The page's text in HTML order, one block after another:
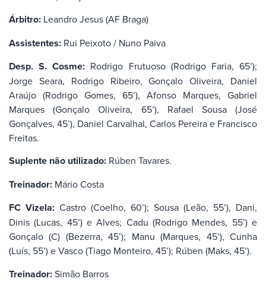
Árbitro: Leandro Jesus (AF Braga)
Assistentes: Rui Peixoto / Nuno Paiva
Desp. S. Cosme: Rodrigo Frutuoso (Rodrigo Faria, 65’);
Jorge Seara, Rodrigo Ribeiro, Gonçalo Oliveira, Daniel
Araújo (Rodrigo Gomes, 65’), Afonso Marques, Gabriel
Marques (Gonçalo Oliveira, 65’), Rafael Sousa (José
Gonçalves, 45’), Daniel Carvalhal, Carlos Pereira e Francisco
Freitas.
Suplente não utilizado: Rúben Tavares.
Treinador: Mário Costa
FC Vizela: Castro (Coelho, 60’); Sousa (Leão, 55’), Dani,
Dinis (Lucas, 45’) e Alves; Cadu (Rodrigo Mendes, 55’) e
Gonçalo (C) (Bezerra, 45’); Manu (Marques, 45’), Cunha
(Luís, 55’) e Vasco (Tiago Monteiro, 45’); Rúben (Maks, 45’).
Treinador:Simão Barros